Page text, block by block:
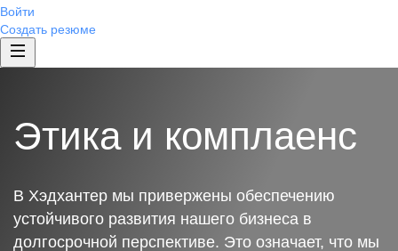
Войти
Создать резюме
Этика и комплаенс
В Хэдхантер мы привержены обеспечению
устойчивого развития нашего бизнеса в
долгосрочной перспективе. Это означает, что мы